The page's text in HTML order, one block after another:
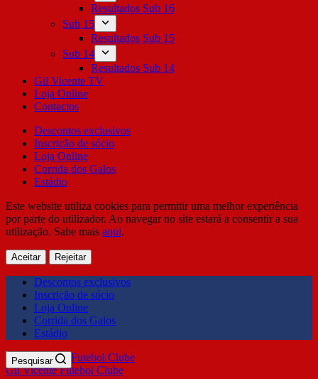
Resultados Sub 16
Sub 15
Resultados Sub 15
Sub 14
Resultados Sub 14
Gil Vicente TV
Loja Online
Contactos
Descontos exclusivos
Inscrição de sócio
Loja Online
Corrida dos Galos
Estádio
Este website utiliza cookies para permitir uma melhor experiência
por parte do utilizador. Ao navegar no site estará a consentir a sua
utilização. Sabe mais aqui.
Aceitar Rejeitar
Descontos exclusivos
Inscrição de sócio
Loja Online
Corrida dos Galos
Estádio
Gil Vicente Futebol Clube
Pesquisar